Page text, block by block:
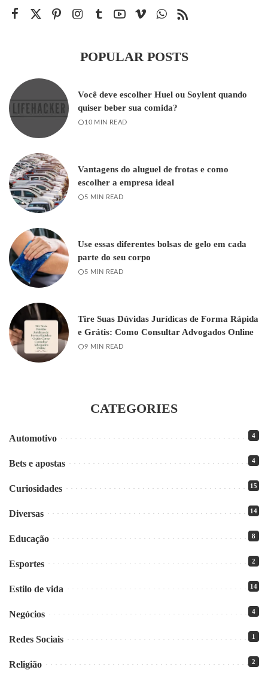
POPULAR POSTS
Você deve escolher Huel ou Soylent quando
quiser beber sua comida?
10 MIN READ
Vantagens do aluguel de frotas e como
escolher a empresa ideal
5 MIN READ
Use essas diferentes bolsas de gelo em cada
parte do seu corpo
5 MIN READ
Tire Suas Dúvidas Jurídicas de Forma Rápida
e Grátis: Como Consultar Advogados Online
9 MIN READ
CATEGORIES
Automotivo 4
Bets e apostas 4
Curiosidades 15
Diversas 14
Educação 8
Esportes 2
Estilo de vida 14
Negócios 4
Redes Sociais 1
Religião 2